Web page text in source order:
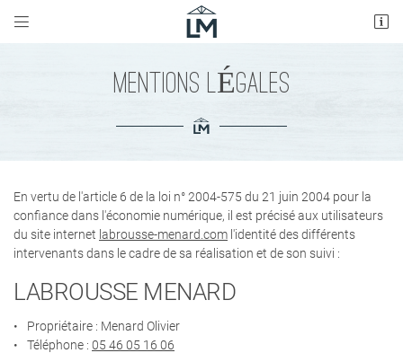
 
 Recopier le code ci-contre
MENTIONS LÉGALES
En vertu de l'article 6 de la loi n° 2004-575 du 21 juin 2004 pour la
confiance dans l'économie numérique, il est précisé aux utilisateurs
du site internet labrousse-menard.com l'identité des différents
intervenants dans le cadre de sa réalisation et de son suivi :
LABROUSSE MENARD
Propriétaire : Menard Olivier
Téléphone : 05 46 05 16 06